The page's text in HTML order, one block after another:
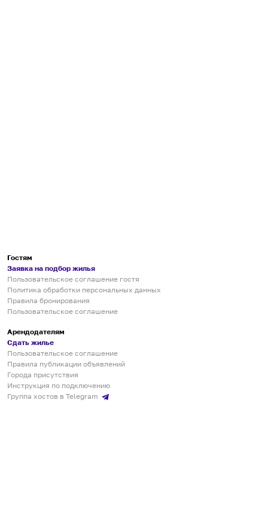
Гостям
Заявка на подбор жилья
Пользовательское соглашение гостя
Политика обработки персональных данных
Правила бронирования
Пользовательское соглашение
Арендодателям
Сдать жилье
Пользовательское соглашение
Правила публикации объявлений
Города присутствия
Инструкция по подключению
Группа хостов в Telegram